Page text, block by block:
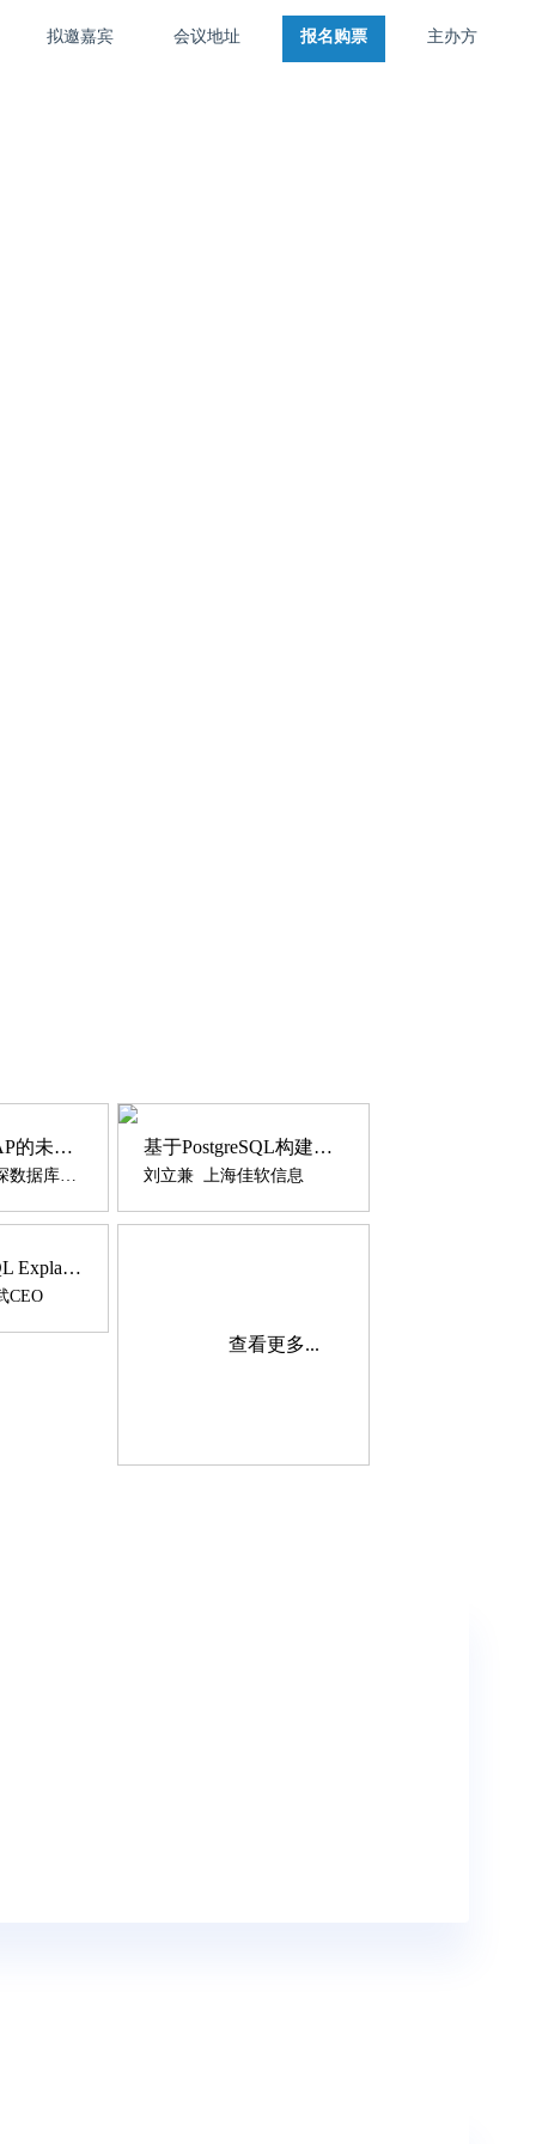
首页 大会介绍 拟邀嘉宾 活动地址 报名购票 主办方
拟邀嘉宾 会议地址 报名购票 主办方
PG视角看HTAP的未来发展之路
德哥 阿里云资深数据库专家
基于PostgreSQL构建灵活的表单系统
刘立兼 上海佳软信息
解读PostgreSQL Explaining
CEO
查看更多...